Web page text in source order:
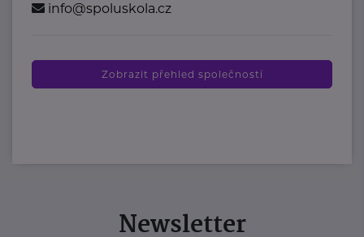
info@spoluskola.cz
Zobrazit přehled společností
Newsletter